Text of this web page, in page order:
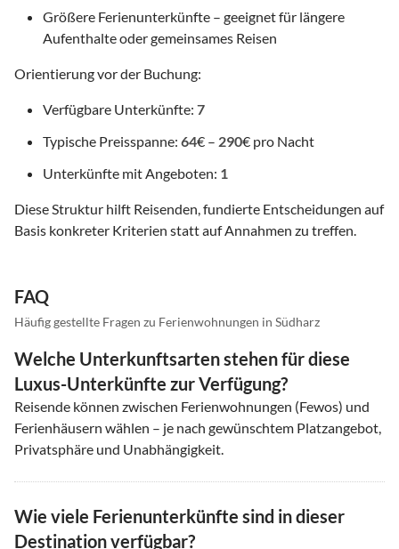
Größere Ferienunterkünfte – geeignet für längere
Aufenthalte oder gemeinsames Reisen
Orientierung vor der Buchung:
Verfügbare Unterkünfte: 7
Typische Preisspanne: 64€ – 290€ pro Nacht
Unterkünfte mit Angeboten: 1
Diese Struktur hilft Reisenden, fundierte Entscheidungen auf
Basis konkreter Kriterien statt auf Annahmen zu treffen.
FAQ
Häufig gestellte Fragen zu Ferienwohnungen in Südharz
Welche Unterkunftsarten stehen für diese
Luxus-Unterkünfte zur Verfügung?
Reisende können zwischen Ferienwohnungen (Fewos) und
Ferienhäusern wählen – je nach gewünschtem Platzangebot,
Privatsphäre und Unabhängigkeit.
Wie viele Ferienunterkünfte sind in dieser
Destination verfügbar?